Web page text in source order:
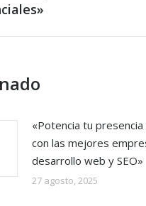
«Potencia tu presencia
con las mejores
desarrollo web y SEO»
27 agosto, 2025